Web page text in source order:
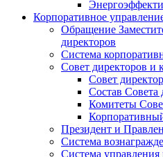
Корпоративное
Обращение
директоров
Система
Совет директоров и
Совет
Состав Совета
Комитеты
Президент и
Система
Система